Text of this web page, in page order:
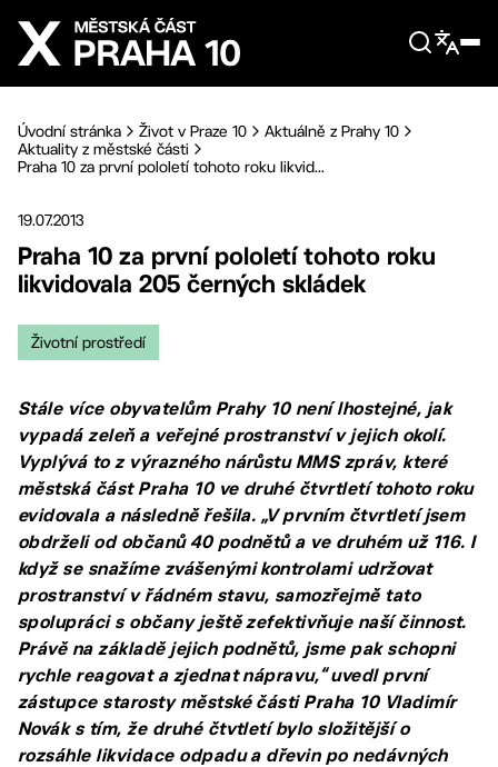
Přejít na hlavní obsah
Úvodní stránka Život v Praze 10
Aktuálně z Prahy 10
Aktuality z městské části
Praha 10 za první pololetí tohoto roku likvid...
19.07.2013
Praha 10 za první pololetí tohoto roku
likvidovala 205 černých skládek
Životní prostředí
Stále více obyvatelům Prahy 10 není lhostejné, jak
vypadá zeleň a veřejné prostranství v jejich okolí.
Vyplývá to z výrazného nárůstu MMS zpráv, které
městská část Praha 10 ve druhé čtvrtletí tohoto roku
evidovala a následně řešila. „V prvním čtvrtletí jsem
obdrželi od občanů 40 podnětů a ve druhém už 116. I
když se snažíme zvášenými kontrolami udržovat
prostranství v řádném stavu, samozřejmě tato
spolupráci s občany ještě zefektivňuje naší činnost.
Právě na základě jejich podnětů, jsme pak schopni
rychle reagovat a zjednat nápravu,“ uvedl první
zástupce starosty městské části Praha 10 Vladimír
Novák s tím, že druhé čtvtletí bylo složitější o
rozsáhle likvidace odpadu a dřevin po nedávných